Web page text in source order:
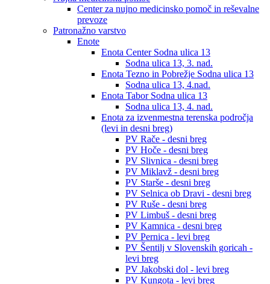
Center za nujno medicinsko pomoč in reševalne
prevoze
Patronažno varstvo
Enote
Enota Center Sodna ulica 13
Sodna ulica 13, 3. nad.
Enota Tezno in Pobrežje Sodna ulica 13
Sodna ulica 13, 4.nad.
Enota Tabor Sodna ulica 13
Sodna ulica 13, 4. nad.
Enota za izvenmestna terenska področja
(levi in desni breg)
PV Rače - desni breg
PV Hoče - desni breg
PV Slivnica - desni breg
PV Miklavž - desni breg
PV Starše - desni breg
PV Selnica ob Dravi - desni breg
PV Ruše - desni breg
PV Limbuš - desni breg
PV Kamnica - desni breg
PV Pernica - levi breg
PV Šentilj v Slovenskih goricah -
levi breg
PV Jakobski dol - levi breg
PV Kungota - levi breg